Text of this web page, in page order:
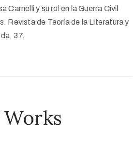
Carnelli y su rol en la Guerra Civil
Revista de Teoría de la Literatura y
37.